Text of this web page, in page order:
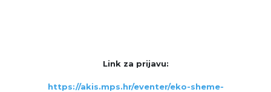
Link za prijavu:
https://akis.mps.hr/eventer/eko-sheme-